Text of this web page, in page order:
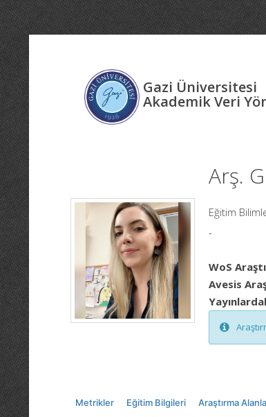
Gazi Üniversitesi
Akademik Veri
Arş.
Eğitim
-
WoS
Avesis
Metrikler Eğitim Bilgileri Araştırma